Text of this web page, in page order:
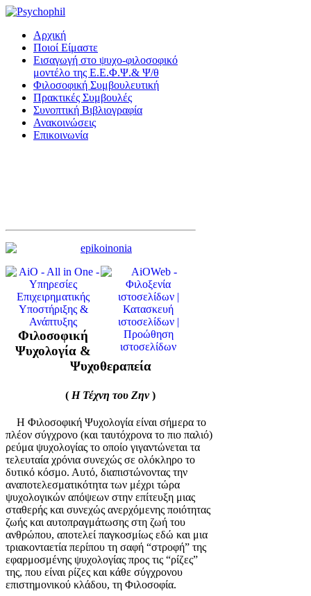
Αρχική
Ποιοί Είμαστε
Εισαγωγή στο ψυχο-φιλοσοφικό
μοντέλο της Ε.Ε.Φ.Ψ.& Ψ/θ
Φιλοσοφική Συμβουλευτική
Πρακτικές Συμβουλές
Συνοπτική Βιβλιογραφία
Ανακοινώσεις
Επικοινωνία
Φιλοσοφική
Ψυχολογία &
Ψυχοθεραπεία
( Η Τέχνη του Ζην)
Η Φιλοσοφική Ψυχολογία είναι σήμερα το
πλέον σύγχρονο (και ταυτόχρονα το πιο παλιό)
ρεύμα ψυχολογίας το οποίο γιγαντώνεται τα
τελευταία χρόνια συνεχώς σε ολόκληρο το
δυτικό κόσμο. Αυτό, διαπιστώνοντας την
αναποτελεσματικότητα των μέχρι τώρα
ψυχολογικών απόψεων στην επίτευξη μιας
σταθερής και συνεχώς ανερχόμενης ποιότητας
ζωής και αυτοπραγμάτωσης στη ζωή του
ανθρώπου, αποτελεί παγκοσμίως εδώ και μια
τριακονταετία περίπου τη σαφή “στροφή” της
εφαρμοσμένης ψυχολογίας προς τις “ρίζες”
της, που είναι ρίζες και κάθε σύγχρονου
επιστημονικού κλάδου, τη Φιλοσοφία.